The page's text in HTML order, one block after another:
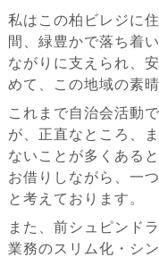
私はこの柏ビレジに
間、緑豊かで落ち着
ながりに支えられ、
めて、この地域の素
これまで自治会活動
が、正直なところ、
ないことが多くある
お借りしながら、一
と考えております。
また、前シュピンド
業務のスリム化・シ